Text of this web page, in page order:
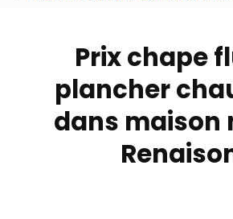
Prix chape
plancher
dans maison